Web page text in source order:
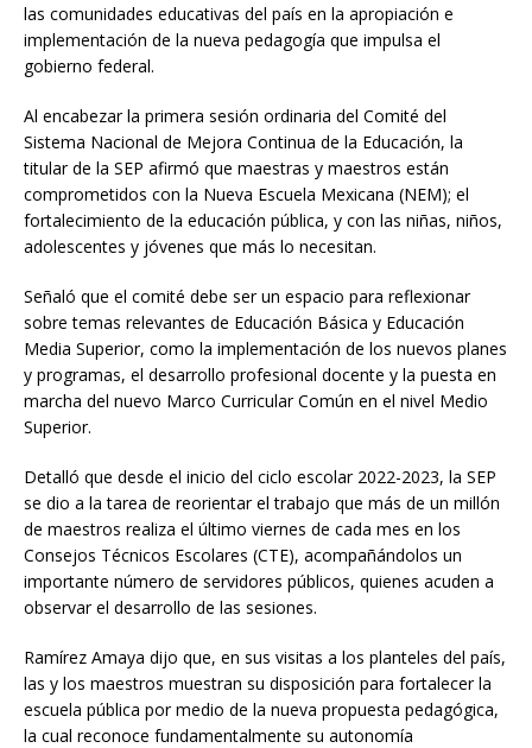
las comunidades educativas del país en la apropiación e
implementación de la nueva pedagogía que impulsa el
gobierno federal.
Al encabezar la primera sesión ordinaria del Comité del
Sistema Nacional de Mejora Continua de la Educación, la
titular de la SEP afirmó que maestras y maestros están
comprometidos con la Nueva Escuela Mexicana (NEM); el
fortalecimiento de la educación pública, y con las niñas, niños,
adolescentes y jóvenes que más lo necesitan.
Señaló que el comité debe ser un espacio para reflexionar
sobre temas relevantes de Educación Básica y Educación
Media Superior, como la implementación de los nuevos planes
y programas, el desarrollo profesional docente y la puesta en
marcha del nuevo Marco Curricular Común en el nivel Medio
Superior.
Detalló que desde el inicio del ciclo escolar 2022-2023, la SEP
se dio a la tarea de reorientar el trabajo que más de un millón
de maestros realiza el último viernes de cada mes en los
Consejos Técnicos Escolares (CTE), acompañándolos un
importante número de servidores públicos, quienes acuden a
observar el desarrollo de las sesiones.
Ramírez Amaya dijo que, en sus visitas a los planteles del país,
las y los maestros muestran su disposición para fortalecer la
escuela pública por medio de la nueva propuesta pedagógica,
la cual reconoce fundamentalmente su autonomía